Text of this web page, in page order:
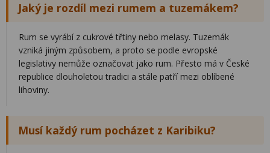
Jaký je rozdíl mezi rumem a tuzemákem?
Rum se vyrábí z cukrové třtiny nebo melasy. Tuzemák
vzniká jiným způsobem, a proto se podle evropské
legislativy nemůže označovat jako rum. Přesto má v České
republice dlouholetou tradici a stále patří mezi oblíbené
lihoviny.
Musí každý rum pocházet z Karibiku?